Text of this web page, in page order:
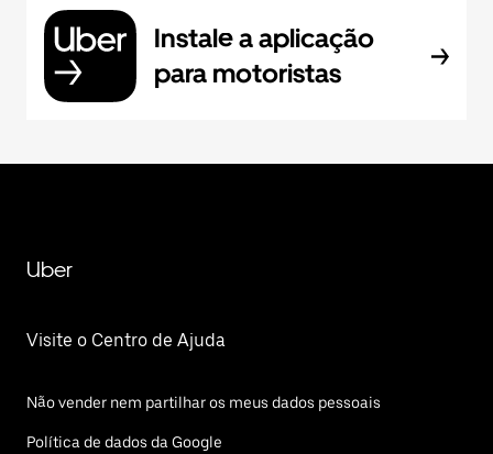
Instale a aplicação
para motoristas
Uber
Visite o Centro de Ajuda
Não vender nem partilhar os meus dados pessoais
Política de dados da Google